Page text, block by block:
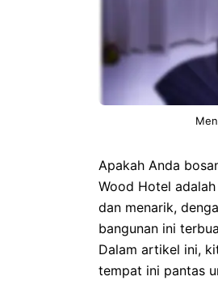
Apakah Anda
Wood Hotel
dan menarik,
bangunan ini
Dalam artikel ini,
tempat ini pantas